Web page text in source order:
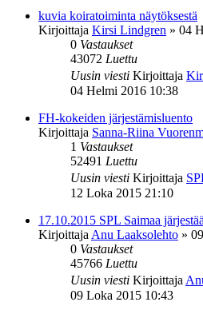
kuvia koiratoiminta näytöksestä
Kirjoittaja Kirsi Lindgren » 04
0 Vastaukset
43072 Luettu
Uusin viesti Kirjoittaja
04 Helmi 2016 10:38
FH-kokeiden järjestämisluento
Kirjoittaja Sanna-Riina
1 Vastaukset
52491 Luettu
Uusin viesti Kirjoittaja
12 Loka 2015 21:10
17.10.2015 SPL Saimaa
Kirjoittaja Anu Laaksolehto »
0 Vastaukset
45766 Luettu
Uusin viesti Kirjoittaja
09 Loka 2015 10:43